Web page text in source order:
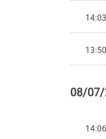
14:03
13:50
08/07/
14:06